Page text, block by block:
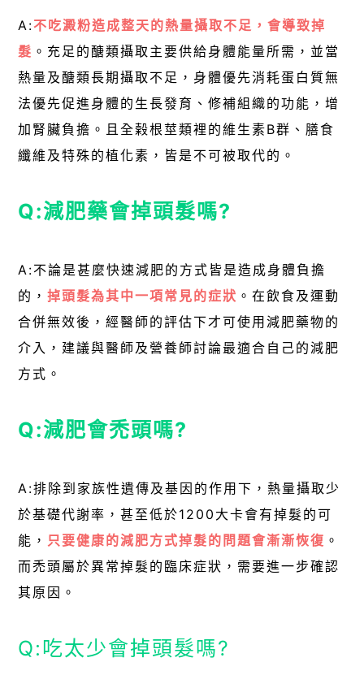
A:不吃澱粉造成整天的熱量攝取不足，會導致掉
髮 。充足的醣類攝取主要供給身體能量所需，並當
熱量及醣類長期攝取不足，身體優先消耗蛋白質無
法優先促進身體的生長發育、修補組織的功能，增
加腎臟負擔。且全榖根莖類裡的維生素B群、膳食
纖維及特殊的植化素，皆是不可被取代的。
Q:減肥藥會掉頭髮嗎?
A:不論是甚麼快速減肥的方式皆是造成身體負擔
的，掉頭髮為其中一項常見的症狀 。在飲食及運動
合併無效後，經醫師的評估下才可使用減肥藥物的
介入，建議與醫師及營養師討論最適合自己的減肥
方式。
Q:減肥會禿頭嗎?
A:排除到家族性遺傳及基因的作用下，熱量攝取少
於基礎代謝率，甚至低於1200大卡會有掉髮的可
能， 只要健康的減肥方式掉髮的問題會漸漸恢復 。
而禿頭屬於異常掉髮的臨床症狀，需要進一步確認
其原因。
Q:吃太少會掉頭髮嗎?